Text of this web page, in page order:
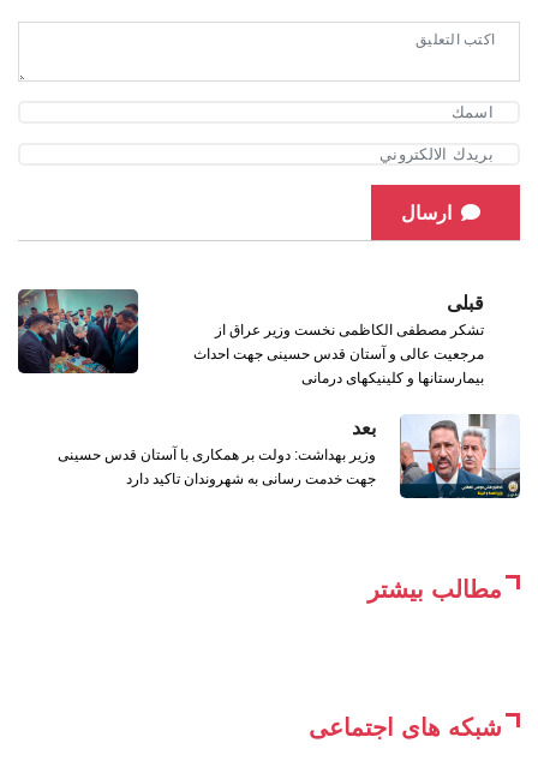
ارسال
قبلی
تشکر مصطفی الکاظمی نخست وزیر عراق از
مرجعیت عالی و آستان قدس حسینی جهت احداث
بیمارستانها و کلینیکهای درمانی
بعد
وزیر بهداشت: دولت بر همکاری با آستان قدس حسینی
جهت خدمت رسانی به شهروندان تاکید دارد
مطالب بیشتر
شبکه های اجتماعی